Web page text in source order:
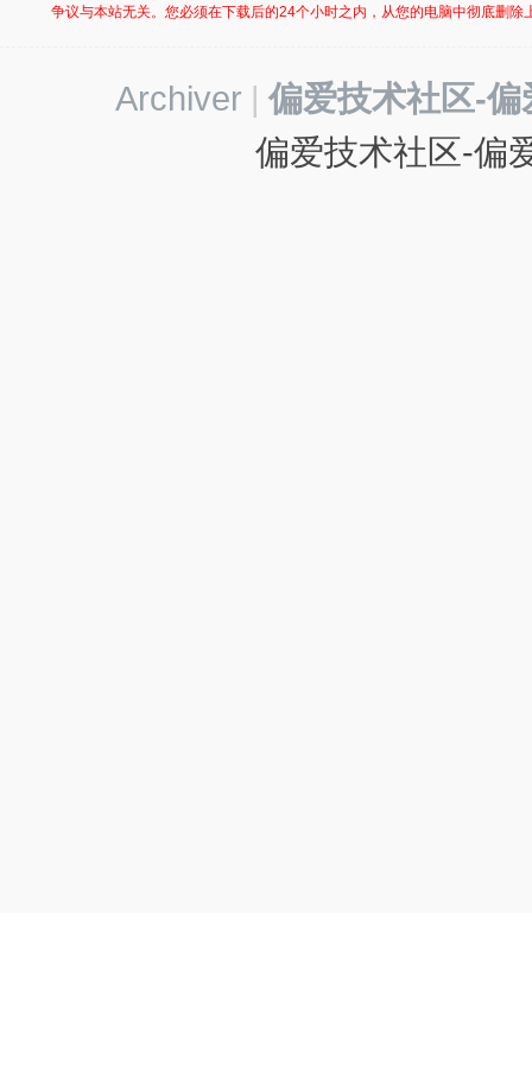
争议与本站无关。您必须在下载后的24个小时之内，从您的电脑中彻底删
Archiver | 偏爱技术社区-
偏爱技术社区-偏